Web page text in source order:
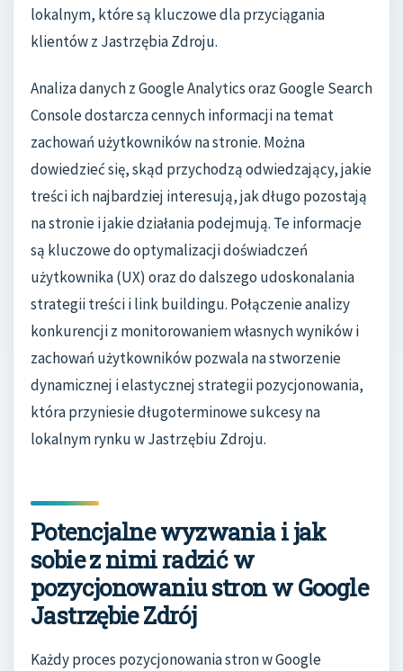
lokalnym, które są kluczowe dla przyciągania
klientów z Jastrzębia Zdroju.
Analiza danych z Google Analytics oraz Google Search
Console dostarcza cennych informacji na temat
zachowań użytkowników na stronie. Można
dowiedzieć się, skąd przychodzą odwiedzający, jakie
treści ich najbardziej interesują, jak długo pozostają
na stronie i jakie działania podejmują. Te informacje
są kluczowe do optymalizacji doświadczeń
użytkownika (UX) oraz do dalszego udoskonalania
strategii treści i link buildingu. Połączenie analizy
konkurencji z monitorowaniem własnych wyników i
zachowań użytkowników pozwala na stworzenie
dynamicznej i elastycznej strategii pozycjonowania,
która przyniesie długoterminowe sukcesy na
lokalnym rynku w Jastrzębiu Zdroju.
Potencjalne wyzwania i jak
sobie z nimi radzić w
pozycjonowaniu stron w Google
Jastrzębie Zdrój
Każdy proces pozycjonowania stron w Google